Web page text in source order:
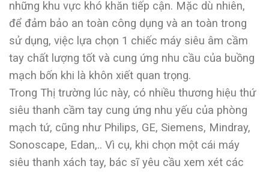
những khu vực khó khăn tiếp cận. Mặc dù nhiên,
để đảm bảo an toàn công dụng và an toàn trong
sử dụng, việc lựa chọn 1 chiếc máy siêu âm cầm
tay chất lượng tốt và cung ứng nhu cầu của buồng
mạch bốn khi là khôn xiết quan trọng.
Trong Thị trường lúc này, có nhiều thương hiệu thứ
siêu thanh cầm tay cung ứng nhu yếu của phòng
mạch tứ, cũng như Philips, GE, Siemens, Mindray,
Sonoscape, Edan,.. Vì cụ, khi chọn một cái máy
siêu thanh xách tay, bác sĩ yêu cầu xem xét các